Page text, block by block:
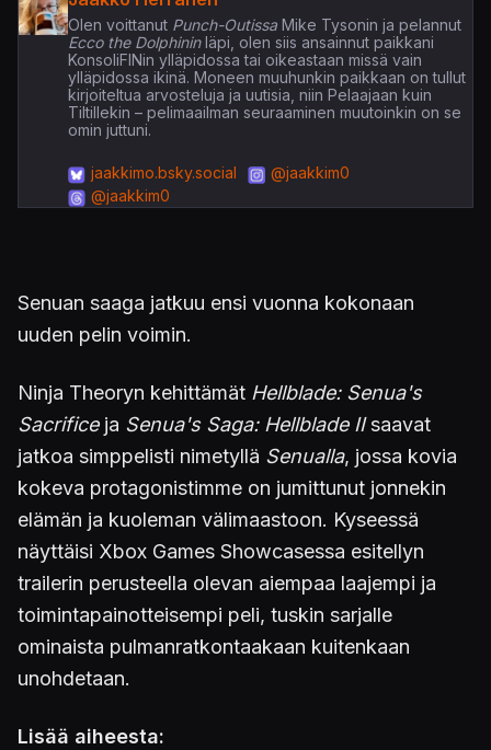
Olen voittanutPunch-OutissaMike Tysonin ja pelannut
Ecco the Dolphininläpi, olen siis ansainnut paikkani
KonsoliFINin ylläpidossa tai oikeastaan missä vain
ylläpidossa ikinä. Moneen muuhunkin paikkaan on tullut
kirjoiteltua arvosteluja ja uutisia, niin Pelaajaan kuin
Tiltillekin – pelimaailman seuraaminen muutoinkin on se
omin juttuni.
jaakkimo.bsky.social
@jaakkim0
@jaakkim0
Senuan saaga jatkuu ensi vuonna kokonaan
uuden pelin voimin.
Ninja Theoryn kehittämät Hellblade: Senua's
Sacrificeja Senua's Saga: Hellblade IIsaavat
jatkoa simppelisti nimetyllä Senualla, jossa kovia
kokeva protagonistimme on jumittunut jonnekin
elämän ja kuoleman välimaastoon. Kyseessä
näyttäisi Xbox Games Showcasessa esitellyn
trailerin perusteella olevan aiempaa laajempi ja
toimintapainotteisempi peli, tuskin sarjalle
ominaista pulmanratkontaakaan kuitenkaan
unohdetaan.
Lisää aiheesta: